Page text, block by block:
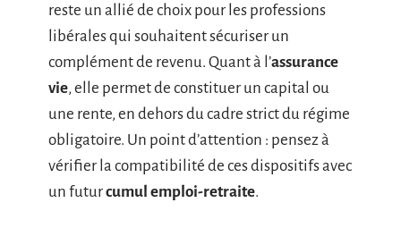
reste un allié de choix pour les professions
libérales qui souhaitent sécuriser un
complément de revenu. Quant à l’assurance
vie, elle permet de constituer un capital ou
une rente, en dehors du cadre strict du régime
obligatoire. Un point d’attention : pensez à
vérifier la compatibilité de ces dispositifs avec
un futurcumul emploi-retraite.